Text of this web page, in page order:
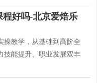
好吗-北京爱焙乐
操教学，从基础到高阶全
技能提升、职业发展双丰